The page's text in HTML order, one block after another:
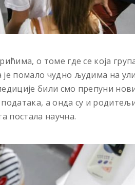
о томе где се која
помало чудно људима на
били смо препуни
а онда су и
постала научна.